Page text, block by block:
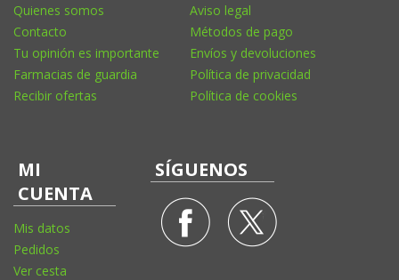
Quienes somos
Contacto
Tu opinión es importante
Farmacias de guardia
Recibir ofertas
Aviso legal
Métodos de pago
Envíos y devoluciones
Política de privacidad
Política de cookies
MI
CUENTA
Mis datos
Pedidos
Ver cesta
SÍGUENOS